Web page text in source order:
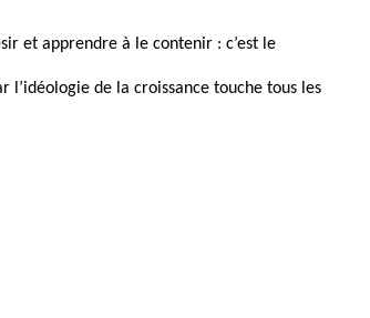
et apprendre à le contenir : c’est le
de la croissance touche tous les